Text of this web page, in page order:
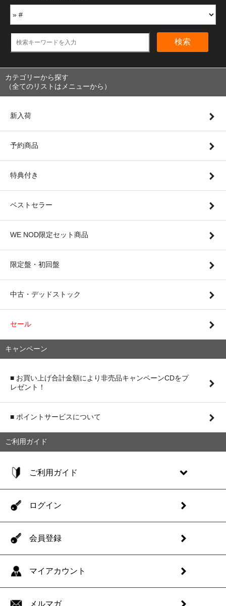
検索
カテゴリーから探す
（全てのリストはメニューから）
新入荷
予約商品
特典付き
ベストセラー
WE NOD限定セット商品
限定盤・初回盤
中古・デッドストック
セール
キャンペーン
■ お買い上げ合計金額により非売品キャンペーンCDをプ
レゼント！
■ ポイントサービスについて
ご利用ガイド
ご利用ガイド
ログイン
会員登録
マイアカウント
メルマガ